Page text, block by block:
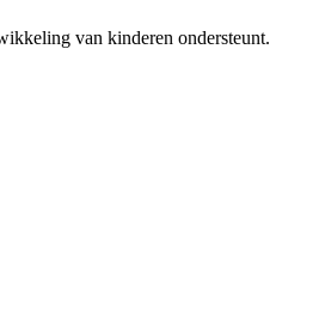
van kinderen ondersteunt.